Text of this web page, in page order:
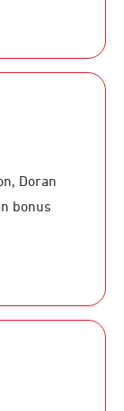
Doran
bonus